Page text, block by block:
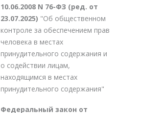
10.06.2008 N 76-ФЗ (ред. от
23.07.2025) "Об общественном
контроле за обеспечением прав
человека в местах
принудительного содержания и
о содействии лицам,
находящимся в местах
принудительного содержания"
Федеральный закон от